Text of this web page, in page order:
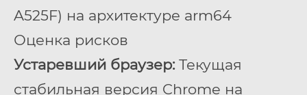
A525F) на архитектуре arm64
Оценка рисков
Устаревший браузер:Текущая
стабильная версия Chrome на